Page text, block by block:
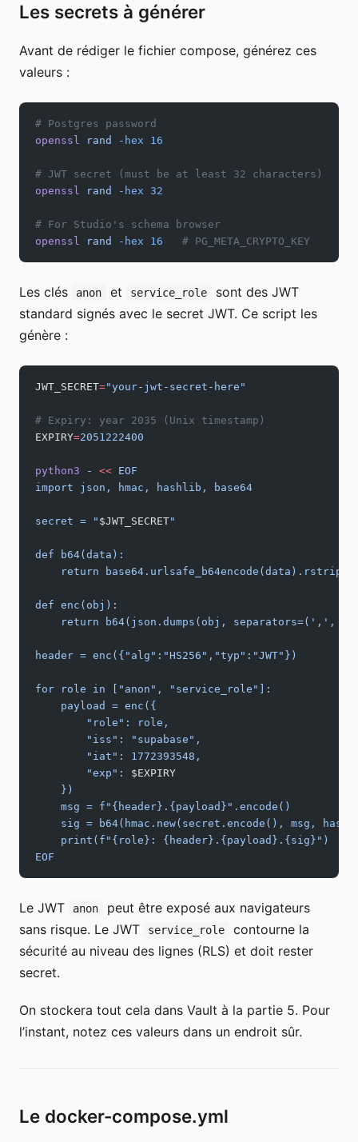
Les secrets à générer
Avant de rédiger le fichier compose, générez ces
valeurs :
# Postgres password
openssl rand -hex 16
# JWT secret (must be at least 32 characters)
openssl rand -hex 32
# For Studio's schema browser
openssl rand -hex 16
   # PG_META_CRYPTO_KEY
Les clés anon et service_role
sont des JWT
standard signés avec le secret JWT. Ce script les
génère :
JWT_SECRET="your-jwt-secret-here"
# Expiry: year 2035 (Unix timestamp)
EXPIRY=2051222400
python3 - << EOF
import json, hmac, hashlib, base64
secret = " $JWT_SECRET"
def b64(data):
return
def enc(obj):
return b64(json.dumps(obj, separators=(',',
header = enc({"alg":"HS256","typ":"JWT"})
for role in ["anon", "service_role"]:
    payload = enc({
        "role": role,
        "iss": "supabase",
        "iat": 1772393548,
        "exp":
$EXPIRY
    })
    msg = f"{header}.{payload}".encode()
sig = b64(hmac.new(secret.encode(), msg,
    print(f"{role}: {header}.{payload}.{sig}")
EOF
Le JWT anon
peut être exposé aux navigateurs
sans risque. Le JWT
service_role
contourne la
sécurité au niveau des lignes (RLS) et doit rester
secret.
On stockera tout cela dans Vault à la partie 5. Pour
l’instant, notez ces valeurs dans un endroit sûr.
Le docker-compose.yml